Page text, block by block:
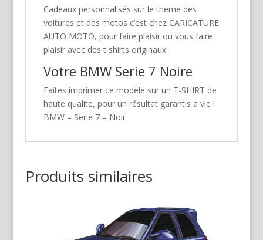
Cadeaux personnalisés sur le theme des
voitures et des motos c’est chez CARICATURE
AUTO MOTO, pour faire plaisir ou vous faire
plaisir avec des t shirts originaux.
Votre BMW Serie 7 Noire
Faites imprimer ce modele sur un T-SHIRT de
haute qualite, pour un résultat garantis a vie !
BMW – Serie 7 – Noir
Produits similaires